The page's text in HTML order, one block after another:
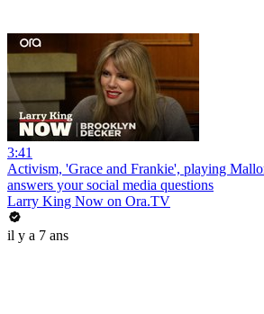
3:41
Activism, 'Grace and Frankie', playing
answers your social media questions
Larry King Now on Ora.TV
il y a 7 ans